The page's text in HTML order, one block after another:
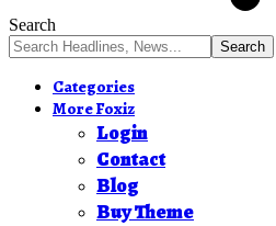
Search
Categories
More Foxiz
Login
Contact
Blog
Buy Theme